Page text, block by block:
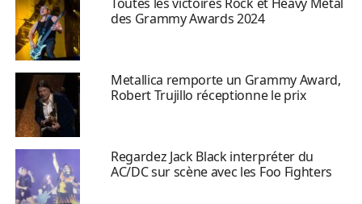
des Grammy Awards 2024
Metallica remporte un Grammy Award,
Robert Trujillo réceptionne le prix
Regardez Jack Black interpréter du
AC/DC sur scène avec les Foo Fighters